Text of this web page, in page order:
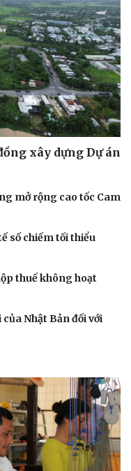
xây dựng Dự án
mở rộng cao tốc Cam
số chiếm tối thiểu
thuế không hoạt
Nhật Bản đối với